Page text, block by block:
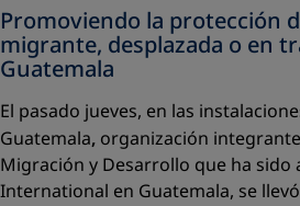
Promoviendo la protección
migrante, desplazada o en
Guatemala
El pasado jueves, en las
Guatemala, organización
Migración y Desarrollo que ha sido
International en Guatemala, se